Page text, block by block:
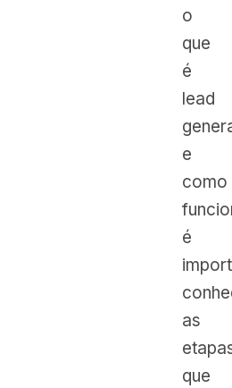
o
que
é
lead
e
como
é
as
que